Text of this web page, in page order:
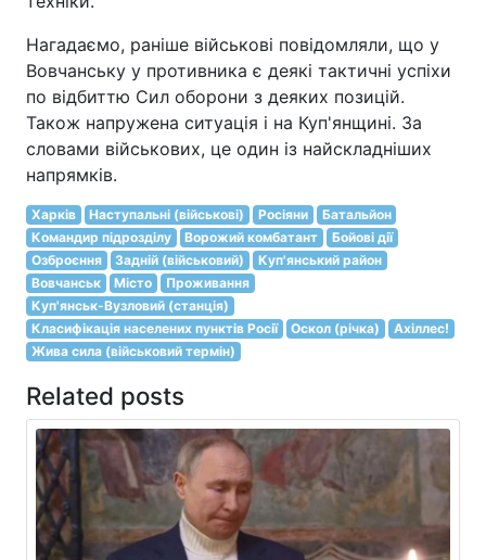
Нагадаємо, раніше військові повідомляли, що у
Вовчанську у противника є деякі тактичні успіхи
по відбиттю Сил оборони з деяких позицій.
Також напружена ситуація і на Куп'янщині. За
словами військових, це один із найскладніших
напрямків.
Харків Наступальні (військові) Росіяни
Батальйон
Командир підрозділу
Ворожий комбатант
Бойові дії
Озброєння
Задній (військовий)
Куп'янський район
Вовчанськ
Місто
Проживання
Куп'янськ-Вузловий (станція)
Класифікація населених пунктів Росії
Оскол (річка)
Ахіллес!
Жива сила (військовий термін)
Related posts